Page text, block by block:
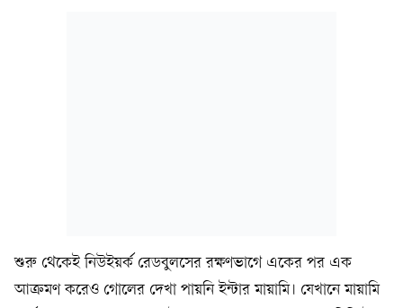
শুরু থেকেই নিউইয়র্ক রেডবুলসের রক্ষণভাগে একের পর এক
আক্রমণ করেও গোলের দেখা পায়নি ইন্টার মায়ামি। যেখানে মায়ামি